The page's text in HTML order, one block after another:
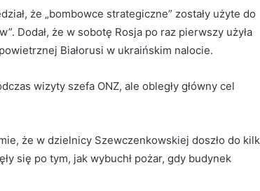
że „bombowce strategiczne” zostały użyte do
Dodał, że w sobotę Rosja po raz pierwszy użyła
Białorusi w ukraińskim nalocie.
wizyty szefa ONZ, ale obległy główny cel
że w dzielnicy Szewczenkowskiej doszło do
się po tym, jak wybuchł pożar, gdy budynek